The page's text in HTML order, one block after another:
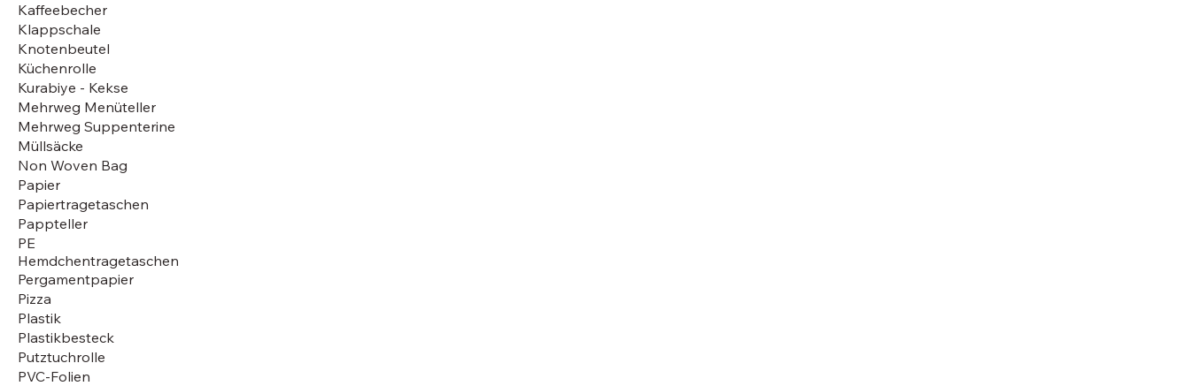
Kaffeebecher
Klappschale
Knotenbeutel
Küchenrolle
Kurabiye - Kekse
Mehrweg Menüteller
Mehrweg Suppenterine
Müllsäcke
Non Woven Bag
Papier
Papiertragetaschen
Pappteller
PE
Hemdchentragetaschen
Pergamentpapier
Pizza
Plastik
Plastikbesteck
Putztuchrolle
PVC-Folien